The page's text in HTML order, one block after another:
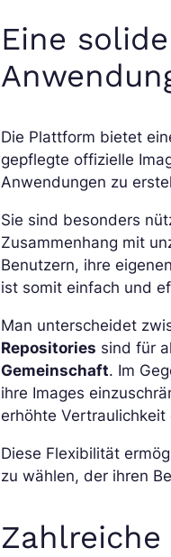
Eine
Die Plattform bietet
gepflegte offizielle
Anwendungen zu
Sie sind besonders
Zusammenhang mit
Benutzern, ihre
ist somit einfach und
Man unterscheidet
Repositories sind für
Gemeinschaft. Im
ihre Images
erhöhte Vertraulichkeit
Diese Flexibilität
zu wählen, der ihren